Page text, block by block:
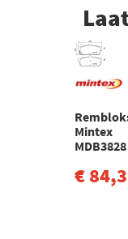
Mintex
MDB3828
€